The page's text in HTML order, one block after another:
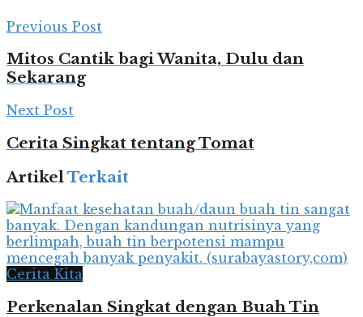
Previous Post
Mitos Cantik bagi Wanita, Dulu dan
Sekarang
Next Post
Cerita Singkat tentang Tomat
Artikel Terkait
Cerita Kita
Perkenalan Singkat dengan Buah Tin